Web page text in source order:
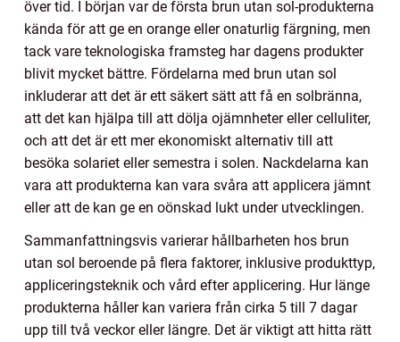
över tid. I början var de första brun utan sol-produkterna
kända för att ge en orange eller onaturlig färgning, men
tack vare teknologiska framsteg har dagens produkter
blivit mycket bättre. Fördelarna med brun utan sol
inkluderar att det är ett säkert sätt att få en solbränna,
att det kan hjälpa till att dölja ojämnheter eller celluliter,
och att det är ett mer ekonomiskt alternativ till att
besöka solariet eller semestra i solen. Nackdelarna kan
vara att produkterna kan vara svåra att applicera jämnt
eller att de kan ge en oönskad lukt under utvecklingen.
Sammanfattningsvis varierar hållbarheten hos brun
utan sol beroende på flera faktorer, inklusive produkttyp,
appliceringsteknik och vård efter applicering. Hur länge
produkterna håller kan variera från cirka 5 till 7 dagar
upp till två veckor eller längre. Det är viktigt att hitta rätt